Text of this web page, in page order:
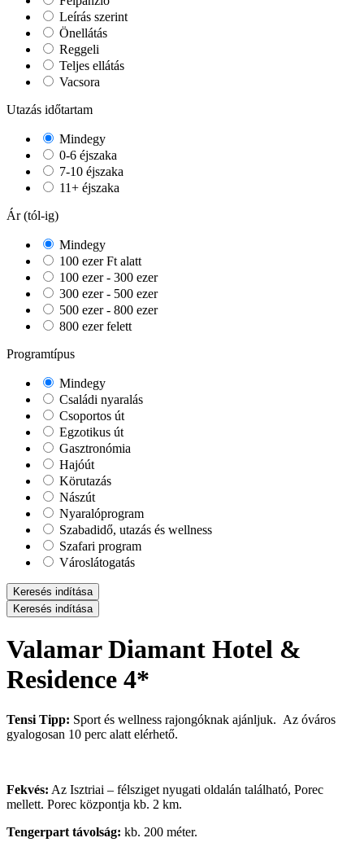
Leírás szerint
Önellátás
Reggeli
Teljes ellátás
Vacsora
Utazás időtartam
Mindegy
0-6 éjszaka
7-10 éjszaka
11+ éjszaka
Ár (tól-ig)
Mindegy
100 ezer Ft alatt
100 ezer - 300 ezer
300 ezer - 500 ezer
500 ezer - 800 ezer
800 ezer felett
Programtípus
Mindegy
Családi nyaralás
Csoportos út
Egzotikus út
Gasztronómia
Hajóút
Körutazás
Nászút
Nyaralóprogram
Szabadidő, utazás és wellness
Szafari program
Városlátogatás
Keresés indítása
Keresés indítása
Valamar Diamant Hotel &
Residence 4*
Tensi Tipp: Sport és wellness rajongóknak ajánljuk. Az óváros
gyalogosan 10 perc alatt elérhető.
Fekvés: Az Isztriai – félsziget nyugati oldalán található, Porec
mellett. Porec központja kb. 2 km.
Tengerpart távolság: kb. 200 méter.